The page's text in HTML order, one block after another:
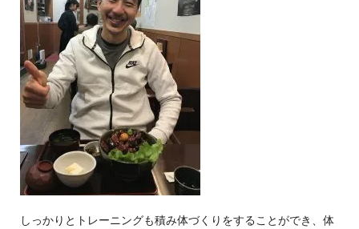
しっかりとトレーニングも積み体づくりをすることができ、体